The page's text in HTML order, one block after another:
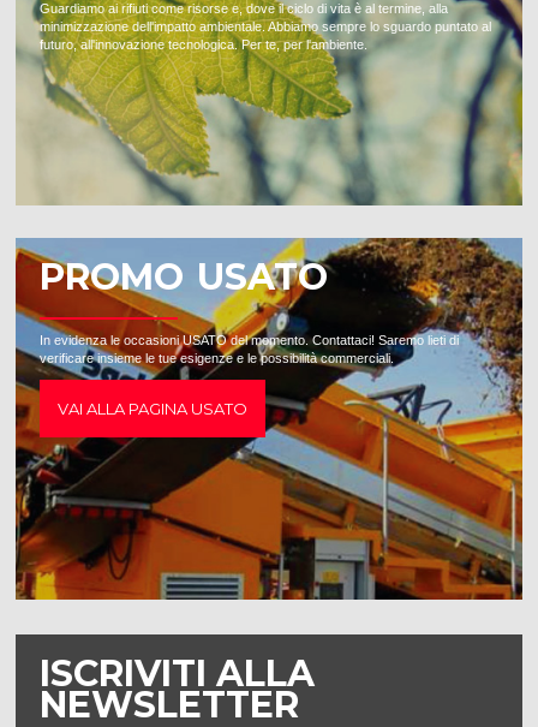
Guardiamo ai rifiuti come risorse e, dove il ciclo di vita è al termine, alla
minimizzazione dell'impatto ambientale. Abbiamo sempre lo sguardo puntato al
futuro, all'innovazione tecnologica. Per te, per l'ambiente.
PROMO USATO
In evidenza le occasioni USATO del momento. Contattaci! Saremo lieti di
verificare insieme le tue esigenze e le possibilità commerciali.
VAI ALLA PAGINA USATO
ISCRIVITI ALLA
NEWSLETTER